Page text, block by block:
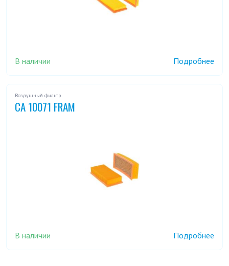
В наличии Подробнее
Воздушный фильтр
CA 10071 FRAM
В наличии Подробнее